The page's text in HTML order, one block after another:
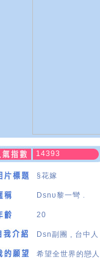
14393
§花嫁
Dsnυ黎一彎﹒
20
Dsn副團 , 台中
希望全世界的戀人